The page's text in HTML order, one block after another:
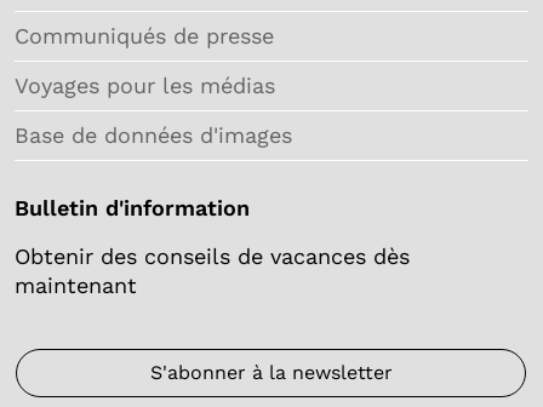
Communiqués de presse
Voyages pour les médias
Base de données d'images
Bulletin d'information
Obtenir des conseils de vacances dès
maintenant
S'abonner à la newsletter